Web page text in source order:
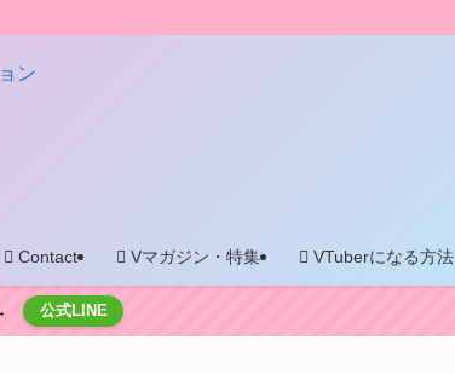
Contact Vマガジン・特集 VTuberになる方法
公式LINE